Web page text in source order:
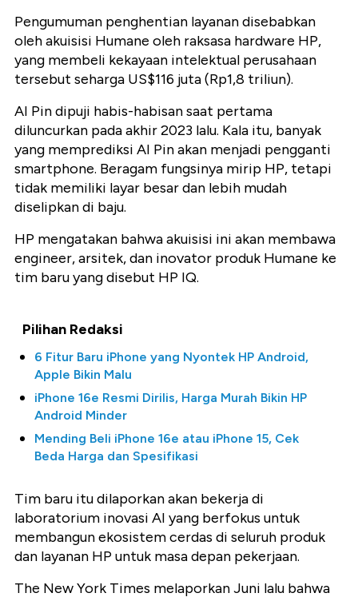
Pengumuman penghentian layanan disebabkan
oleh akuisisi Humane oleh raksasa hardware HP,
yang membeli kekayaan intelektual perusahaan
tersebut seharga US$116 juta (Rp1,8 triliun).
AI Pin dipuji habis-habisan saat pertama
diluncurkan pada akhir 2023 lalu. Kala itu, banyak
yang memprediksi AI Pin akan menjadi pengganti
smartphone. Beragam fungsinya mirip HP, tetapi
tidak memiliki layar besar dan lebih mudah
diselipkan di baju.
HP mengatakan bahwa akuisisi ini akan membawa
engineer, arsitek, dan inovator produk Humane ke
tim baru yang disebut HP IQ.
Pilihan Redaksi
6 Fitur Baru iPhone yang Nyontek HP Android,
Apple Bikin Malu
iPhone 16e Resmi Dirilis, Harga Murah Bikin HP
Android Minder
Mending Beli iPhone 16e atau iPhone 15, Cek
Beda Harga dan Spesifikasi
Tim baru itu dilaporkan akan bekerja di
laboratorium inovasi AI yang berfokus untuk
membangun ekosistem cerdas di seluruh produk
dan layanan HP untuk masa depan pekerjaan.
The New York Times melaporkan Juni lalu bahwa